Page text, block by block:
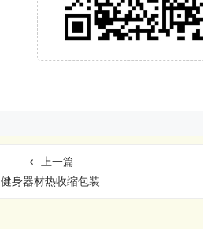
上一篇
健身器材热收缩包装